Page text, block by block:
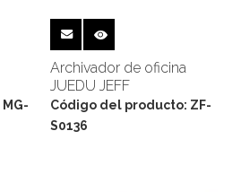
MG-
Archivador de oficina
JUEDU JEFF
Código del producto: ZF-
S0136